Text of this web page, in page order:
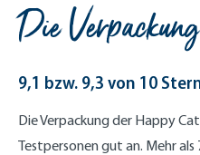
Die Verpackung
9,1 bzw. 9,3 von 10
Die Verpackung der Happy
Testpersonen gut an. Mehr